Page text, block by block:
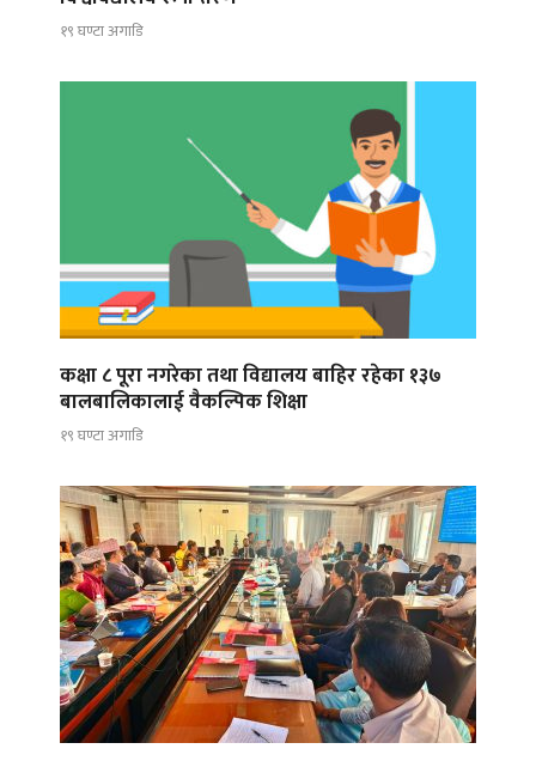
१९ घण्टा अगाडि
कक्षा ८ पूरा नगरेका तथा विद्यालय बाहिर रहेका १३७
बालबालिकालाई वैकल्पिक शिक्षा
१९ घण्टा अगाडि